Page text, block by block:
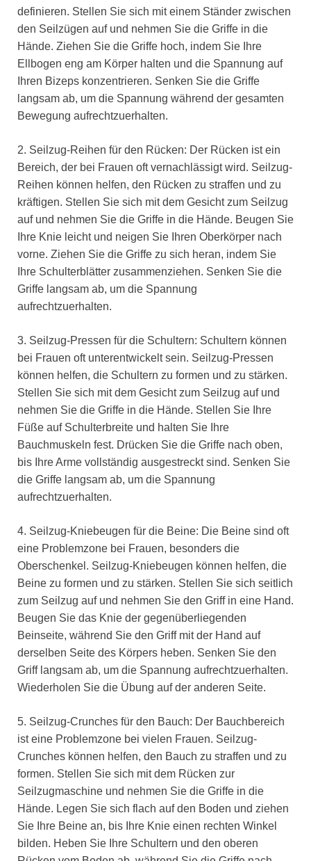
definieren. Stellen Sie sich mit einem Ständer zwischen
den Seilzügen auf und nehmen Sie die Griffe in die
Hände. Ziehen Sie die Griffe hoch, indem Sie Ihre
Ellbogen eng am Körper halten und die Spannung auf
Ihren Bizeps konzentrieren. Senken Sie die Griffe
langsam ab, um die Spannung während der gesamten
Bewegung aufrechtzuerhalten.
2. Seilzug-Reihen für den Rücken: Der Rücken ist ein
Bereich, der bei Frauen oft vernachlässigt wird. Seilzug-
Reihen können helfen, den Rücken zu straffen und zu
kräftigen. Stellen Sie sich mit dem Gesicht zum Seilzug
auf und nehmen Sie die Griffe in die Hände. Beugen Sie
Ihre Knie leicht und neigen Sie Ihren Oberkörper nach
vorne. Ziehen Sie die Griffe zu sich heran, indem Sie
Ihre Schulterblätter zusammenziehen. Senken Sie die
Griffe langsam ab, um die Spannung
aufrechtzuerhalten.
3. Seilzug-Pressen für die Schultern: Schultern können
bei Frauen oft unterentwickelt sein. Seilzug-Pressen
können helfen, die Schultern zu formen und zu stärken.
Stellen Sie sich mit dem Gesicht zum Seilzug auf und
nehmen Sie die Griffe in die Hände. Stellen Sie Ihre
Füße auf Schulterbreite und halten Sie Ihre
Bauchmuskeln fest. Drücken Sie die Griffe nach oben,
bis Ihre Arme vollständig ausgestreckt sind. Senken Sie
die Griffe langsam ab, um die Spannung
aufrechtzuerhalten.
4. Seilzug-Kniebeugen für die Beine: Die Beine sind oft
eine Problemzone bei Frauen, besonders die
Oberschenkel. Seilzug-Kniebeugen können helfen, die
Beine zu formen und zu stärken. Stellen Sie sich seitlich
zum Seilzug auf und nehmen Sie den Griff in eine Hand.
Beugen Sie das Knie der gegenüberliegenden
Beinseite, während Sie den Griff mit der Hand auf
derselben Seite des Körpers heben. Senken Sie den
Griff langsam ab, um die Spannung aufrechtzuerhalten.
Wiederholen Sie die Übung auf der anderen Seite.
5. Seilzug-Crunches für den Bauch: Der Bauchbereich
ist eine Problemzone bei vielen Frauen. Seilzug-
Crunches können helfen, den Bauch zu straffen und zu
formen. Stellen Sie sich mit dem Rücken zur
Seilzugmaschine und nehmen Sie die Griffe in die
Hände. Legen Sie sich flach auf den Boden und ziehen
Sie Ihre Beine an, bis Ihre Knie einen rechten Winkel
bilden. Heben Sie Ihre Schultern und den oberen